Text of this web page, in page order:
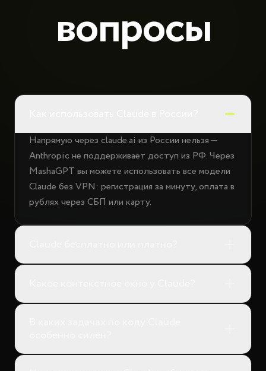
вопросы
Напрямую через claude.ai из России нельзя —
Anthropic не поддерживает доступ из РФ. Через
MashaGPT вы можете использовать все модели
Claude без VPN: регистрация за минуту, оплата в
рублях через СБП или карту.